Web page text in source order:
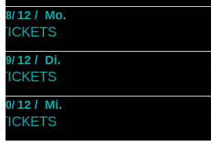
28/ 12 / Mo.
TICKETS
29/ 12 / Di.
TICKETS
30/ 12 / Mi.
TICKETS